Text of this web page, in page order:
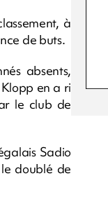
à
de buts.
absents,
en a ri
le club de
Sadio
doublé de